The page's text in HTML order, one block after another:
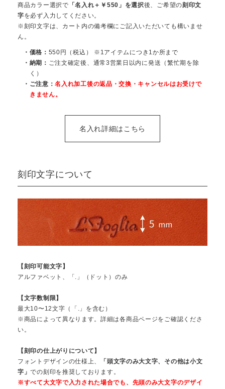
商品カラー選択で 「名入れ＋￥550」を選択後、ご希望の刻印文
字を必ず入力してください。
※刻印文字は、カート内の備考欄にご記入いただいても構いませ
ん。
・価格： 550円（税込） ※1アイテムにつき1か所まで
・納期： ご注文確定後、通常3営業日以内に発送（繁忙期を除
く）
・ご注意：名入れ加工後の返品・交換・キャンセルはお受けで
きません。
名入れ詳細はこちら
刻印文字について
【刻印可能文字】
アルファベット、「.」（ドット）のみ
【文字数制限】
最大10〜12文字（「.」を含む）
※商品によって異なります。詳細は各商品ページをご確認くださ
い。
【刻印の仕上がりについて】
フォントデザインの仕様上、
「頭文字のみ大文字、その他は小文
字」での刻印を推奨しております。
※すべて大文字で入力された場合でも、先頭のみ大文字のデザイ